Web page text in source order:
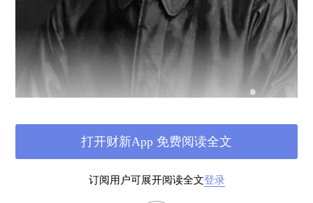
订阅用户可展开阅读全文登录
打开财新App 免费阅读全文